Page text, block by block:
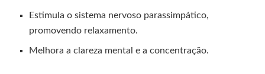
Estimula o sistema nervoso parassimpático,
promovendo relaxamento.
Melhora a clareza mental e a concentração.